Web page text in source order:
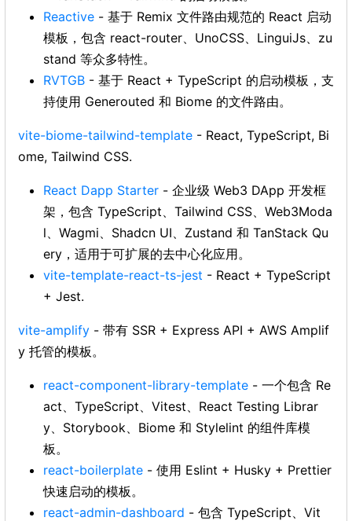
Reactive - 基于 Remix 文件路由规范的 React 启动
模板，包含 react-router、UnoCSS、LinguiJs、zu
stand 等众多特性。
RVTGB - 基于 React + TypeScript 的启动模板，支
持使用 Generouted 和 Biome 的文件路由。
vite-biome-tailwind-template - React, TypeScript, Bi
ome, Tailwind CSS.
React Dapp Starter - 企业级 Web3 DApp 开发框
架，包含 TypeScript、Tailwind CSS、Web3Moda
l、Wagmi、Shadcn UI、Zustand 和 TanStack Qu
ery，适用于可扩展的去中心化应用。
vite-template-react-ts-jest - React + TypeScript
+ Jest.
vite-amplify - 带有 SSR + Express API + AWS Amplif
y 托管的模板。
react-component-library-template - 一个包含 Re
act、TypeScript、Vitest、React Testing Librar
y、Storybook、Biome 和 Stylelint 的组件库模
板。
react-boilerplate - 使用 Eslint + Husky + Prettier
快速启动的模板。
react-admin-dashboard - 包含 TypeScript、Vit